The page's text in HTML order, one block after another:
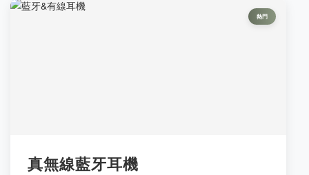
熱門
真無線藍牙耳機